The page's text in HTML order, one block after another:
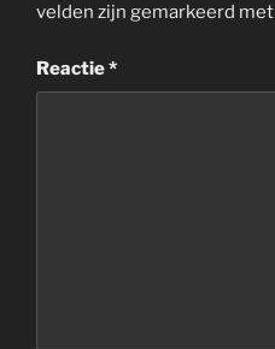
velden zijn gemarkeerd met
Reactie*